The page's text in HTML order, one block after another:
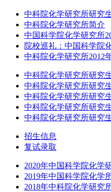
中科院化学研究所研究
中科院化学研究所简介
中国科学院化学研究所
院校巡礼：中国科学院
中科院化学研究所2012
中科院化学研究所研究
中科院化学研究所研究
中科院化学研究所研究
中科院化学研究所研究
中科院化学研究所研究
招生信息
复试录取
2020年中国科学院化学
2019年中国科学院化学
2018年中科院化学研究